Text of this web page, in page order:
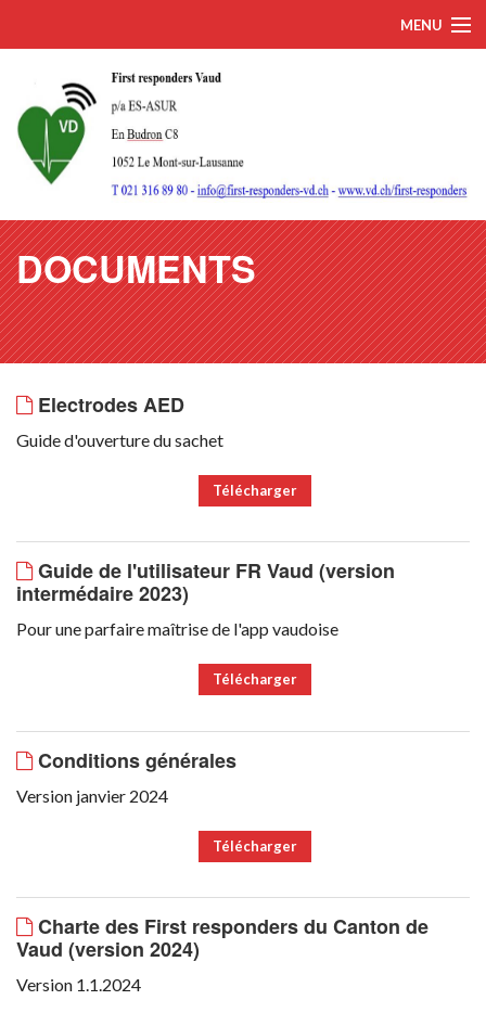
MENU
Momentum
DAE publics
News
FAQ
Documents
DOCUMENTS
Electrodes AED
Guide d'ouverture du sachet
Télécharger
Guide de l'utilisateur FR Vaud (version
intermédaire 2023)
Pour une parfaire maîtrise de l'app vaudoise
Télécharger
Conditions générales
Version janvier 2024
Télécharger
Charte des First responders du Canton de
Vaud (version 2024)
Version 1.1.2024